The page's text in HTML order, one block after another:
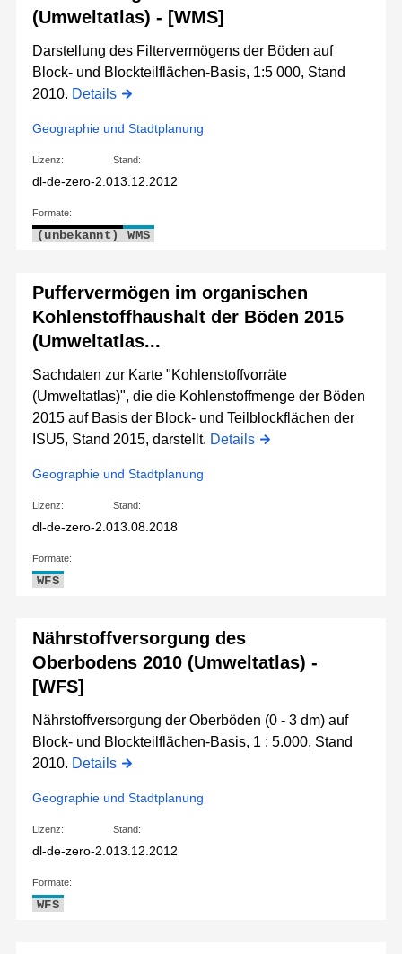
(Umweltatlas) - [WMS]
Darstellung des Filtervermögens der Böden auf
Block- und Blockteilflächen-Basis, 1:5 000, Stand
2010. Details
Geographie und Stadtplanung
Lizenz:
dl-de-zero-2.0
Stand:
13.12.2012
Formate:
(unbekannt) WMS
Puffervermögen im organischen
Kohlenstoffhaushalt der Böden 2015
(Umweltatlas...
Sachdaten zur Karte "Kohlenstoffvorräte
(Umweltatlas)", die die Kohlenstoffmenge der Böden
2015 auf Basis der Block- und Teilblockflächen der
ISU5, Stand 2015, darstellt. Details
Geographie und Stadtplanung
Lizenz:
dl-de-zero-2.0
Stand:
13.08.2018
Formate:
WFS
Nährstoffversorgung des
Oberbodens 2010 (Umweltatlas) -
[WFS]
Nährstoffversorgung der Oberböden (0 - 3 dm) auf
Block- und Blockteilflächen-Basis, 1 : 5.000, Stand
2010. Details
Geographie und Stadtplanung
Lizenz:
dl-de-zero-2.0
Stand:
13.12.2012
Formate:
WFS